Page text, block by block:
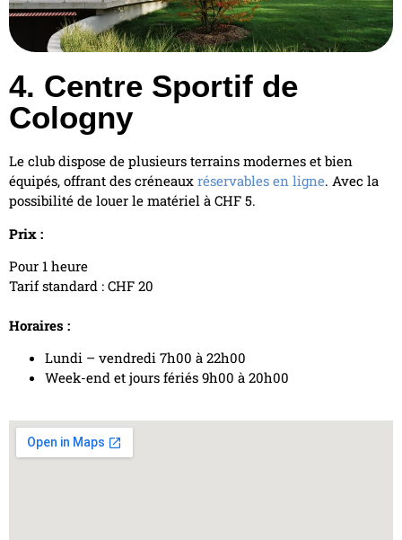
4. Centre Sportif de
Cologny
Le club dispose de plusieurs terrains modernes et bien
équipés, offrant des créneaux réservables en ligne. Avec la
possibilité de louer le matériel à CHF 5.
Prix :
Pour 1 heure
Tarif standard : CHF 20
Horaires :
Lundi – vendredi 7h00 à 22h00
Week-end et jours fériés 9h00 à 20h00